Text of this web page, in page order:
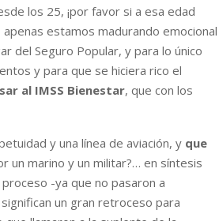
los 25, ¡por favor si a esa edad
estamos madurando emocional
del Seguro Popular, y para lo único
y para que se hiciera rico el
al IMSS Bienestar, que con los
y una línea de aviación, y que
un marino y un militar?… en síntesis
-ya que no pasaron a
un gran retroceso para